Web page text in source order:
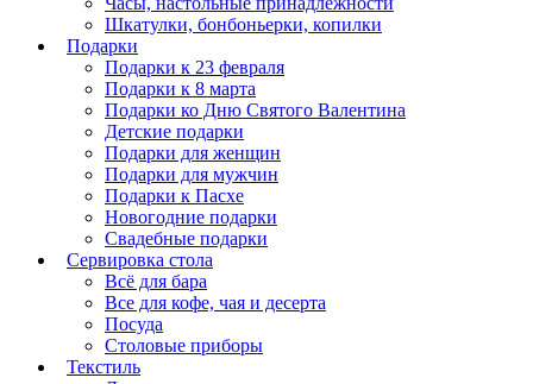
Шкатулки, бонбоньерки, копилки
Подарки
Подарки к 23 февраля
Подарки к 8 марта
Подарки ко Дню Святого Валентина
Детские подарки
Подарки для женщин
Подарки для мужчин
Подарки к Пасхе
Новогодние подарки
Свадебные подарки
Сервировка стола
Всё для бара
Все для кофе, чая и десерта
Посуда
Столовые приборы
Текстиль